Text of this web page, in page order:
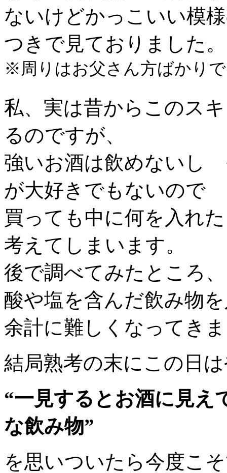
ないけどかっこいい模
つきで見ておりました。
※周りはお父さん方ばかり
私、実は昔からこのス
るのですが、
強いお酒は飲めないし
が大好きでもないので
買っても中に何を入れ
考えてしまいます。
後で調べてみたところ
酸や塩を含んだ飲み物
余計に難しくなってき
結局熟考の末にこの日
“一見するとお酒に見え
な飲み物”
を思いついたら今度こ